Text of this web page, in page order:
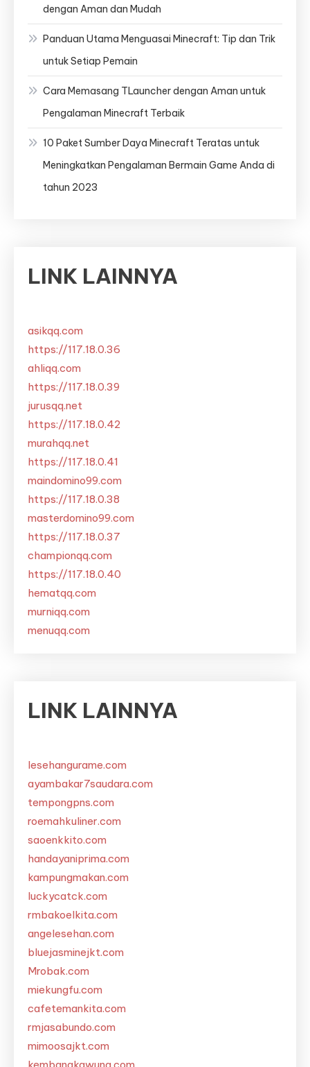
dengan Aman dan Mudah
Panduan Utama Menguasai Minecraft: Tip dan Trik
untuk Setiap Pemain
Cara Memasang TLauncher dengan Aman untuk
Pengalaman Minecraft Terbaik
10 Paket Sumber Daya Minecraft Teratas untuk
Meningkatkan Pengalaman Bermain Game Anda di
tahun 2023
LINK LAINNYA
asikqq.com
https://117.18.0.36
ahliqq.com
https://117.18.0.39
jurusqq.net
https://117.18.0.42
murahqq.net
https://117.18.0.41
maindomino99.com
https://117.18.0.38
masterdomino99.com
https://117.18.0.37
championqq.com
https://117.18.0.40
hematqq.com
murniqq.com
menuqq.com
LINK LAINNYA
lesehangurame.com
ayambakar7saudara.com
tempongpns.com
roemahkuliner.com
saoenkkito.com
handayaniprima.com
kampungmakan.com
luckycatck.com
rmbakoelkita.com
angelesehan.com
bluejasminejkt.com
Mrobak.com
miekungfu.com
cafetemankita.com
rmjasabundo.com
mimoosajkt.com